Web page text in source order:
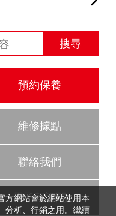
搜尋
預約保養
維修據點
聯絡我們
電子報訂閱
方網站會於網站使用本
分析、行銷之用。繼續